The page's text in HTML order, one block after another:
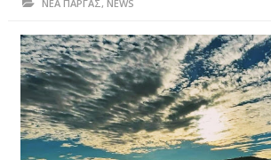
ΗΠΕΙΡΟΣ
ΠΡΕΒΕΖΑ
ΑΡΤΑ
ΙΩΑΝΝΙΝΑ
ΘΕΣΠΡΩΤΙΑ
ΝΕΑ ΠΑΡΓΑΣ, NEWS